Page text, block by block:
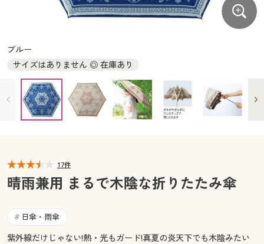
大きいサイズ 事務・制服
カタログ・チラシからのご注文
デジタルカタログ
カタログ無料プレゼント
マイページ
お気に入り
大きいサイズ 事務・制服
カタログ・チラシからのご注文
カタログ無料プレゼント
会員メニュー
閲覧履歴
サポート
ブルー
サイズはありません ◎ 在庫あり
17件
晴雨兼用 まるで木陰な折りたたみ傘
# 日傘・雨傘
紫外線だけじゃない!熱・光もガード!真夏の炎天下でも木陰みたい